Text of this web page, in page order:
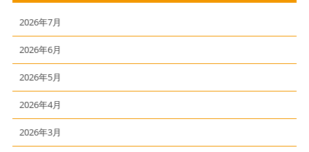
2026年7月
2026年6月
2026年5月
2026年4月
2026年3月